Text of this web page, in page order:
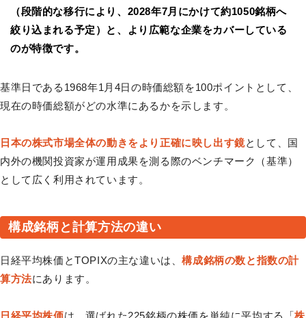
（段階的な移行により、2028年7月にかけて約1050銘柄へ
絞り込まれる予定）と、より広範な企業をカバーしている
のが特徴です。
基準日である1968年1月4日の時価総額を100ポイントとして、
現在の時価総額がどの水準にあるかを示します。
日本の株式市場全体の動きをより正確に映し出す鏡として、国
内外の機関投資家が運用成果を測る際のベンチマーク（基準）
として広く利用されています。
構成銘柄と計算方法の違い
日経平均株価とTOPIXの主な違いは、構成銘柄の数と指数の計
算方法にあります。